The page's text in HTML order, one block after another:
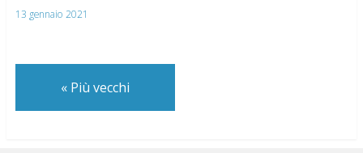
13 gennaio 2021
«Più vecchi